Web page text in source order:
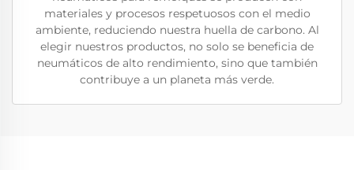
materiales y procesos respetuosos con el medio
ambiente, reduciendo nuestra huella de carbono. Al
elegir nuestros productos, no solo se beneficia de
neumáticos de alto rendimiento, sino que también
contribuye a un planeta más verde.